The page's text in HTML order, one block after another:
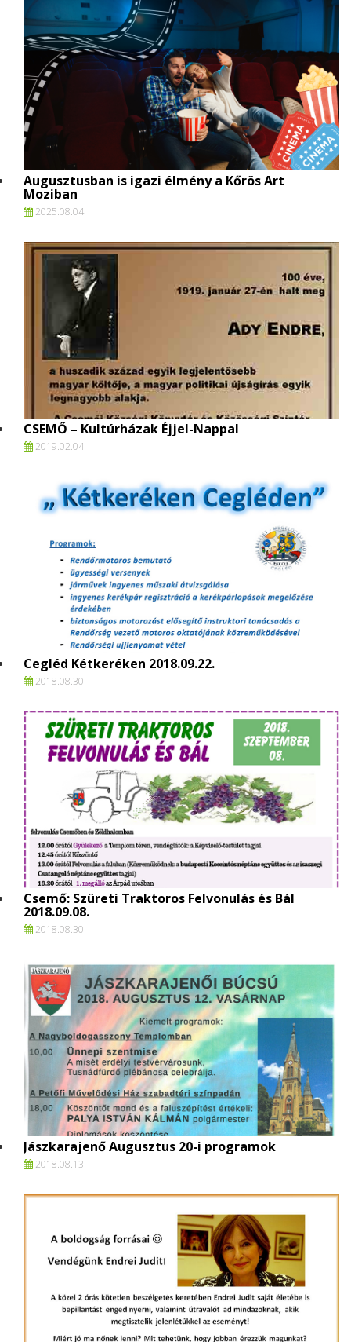
Augusztusban is igazi élmény a Kőrös Art
Moziban
2025.08.04.
CSEMŐ – Kultúrházak Éjjel-Nappal
2019.02.04.
Cegléd Kétkeréken 2018.09.22.
2018.08.30.
Csemő: Szüreti Traktoros Felvonulás és Bál
2018.09.08.
2018.08.30.
Jászkarajenő Augusztus 20-i programok
2018.08.13.